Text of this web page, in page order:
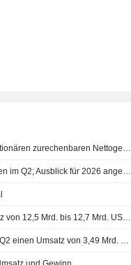
Amrize steigert im ersten Halbjahr den den Aktionären zurechenbaren Nettogewinn und den Umsatz
Amrize: Bereinigter Gewinn und Umsatz steigen im Q2; Ausblick für 2026 angehoben
(AMRZ) Amrize erwartet für 2026 einen Umsatz von 12,5 Mrd. bis 12,7 Mrd. USD, gegenüber einer FactSet-Schätzung von 12,45 Mrd. USD
Ergebnis-Flash (AMRZ) Amrize Ltd meldet für Q2 einen Umsatz von 3,49 Mrd. USD, nach FactSet-Schätzung von 3,37 Mrd. USD